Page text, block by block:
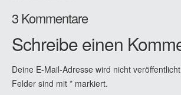
3 Kommentare
Schreibe einen
Deine E-Mail-Adresse wird nicht
Felder sind mit * markiert.